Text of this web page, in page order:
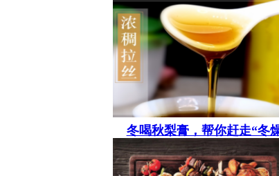
生活 2019-12-17 15:25:57
众所周知,临安山核桃中的蛋白质含
14.9克,同时山核桃中也含有大量人
冬喝秋梨膏，帮你赶走“冬
生活 2019-12-13 18:04:45
二十四节气之一冬至马上就要到来